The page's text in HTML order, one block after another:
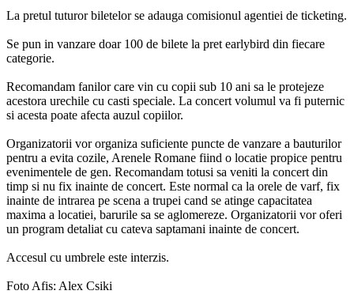
La pretul tuturor biletelor se adauga comisionul agentiei de ticketing.
Se pun in vanzare doar 100 de bilete la pret earlybird din fiecare
categorie.
Recomandam fanilor care vin cu copii sub 10 ani sa le protejeze
acestora urechile cu casti speciale. La concert volumul va fi puternic
si acesta poate afecta auzul copiilor.
Organizatorii vor organiza suficiente puncte de vanzare a bauturilor
pentru a evita cozile, Arenele Romane fiind o locatie propice pentru
evenimentele de gen. Recomandam totusi sa veniti la concert din
timp si nu fix inainte de concert. Este normal ca la orele de varf, fix
inainte de intrarea pe scena a trupei cand se atinge capacitatea
maxima a locatiei, barurile sa se aglomereze. Organizatorii vor oferi
un program detaliat cu cateva saptamani inainte de concert.
Accesul cu umbrele este interzis.
Foto Afis: Alex Csiki